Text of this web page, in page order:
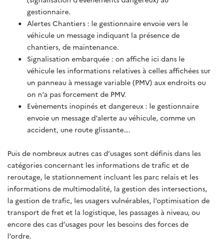
gestionnaire.
Alertes Chantiers : le gestionnaire envoie vers le
véhicule un message indiquant la présence de
chantiers, de maintenance.
Signalisation embarquée : on affiche ici dans le
véhicule les informations relatives à celles affichées sur
un panneau à message variable (PMV) aux endroits ou
on n’a pas forcement de PMV.
Evènements inopinés et dangereux : le gestionnaire
envoie un message d’alerte au véhicule, comme un
accident, une route glissante….
Puis de nombreux autres cas d’usages sont définis dans les
catégories concernant les informations de trafic et de
reroutage, le stationnement incluant les parc relais et les
informations de multimodalité, la gestion des intersections,
la gestion de trafic, les usagers vulnérables, l’optimisation de
transport de fret et la logistique, les passages à niveau, ou
encore des cas d’usages pour les besoins des forces de
l’ordre.